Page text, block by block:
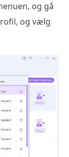
og gå
og vælg